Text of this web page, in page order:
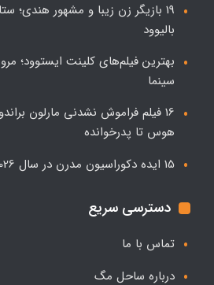
19 بازیگر زن زیبا و مشهور هندی؛
بالیوود
بهترین فیلم‌های کلینت ایستوود؛
سینما
16 فیلم فراموش نشدنی مارلون
هوس تا پدرخوانده
15 ایده دکوراسیون مدرن در سال 2026
دسترسی سریع
تماس با ما
درباره ساحل مگ